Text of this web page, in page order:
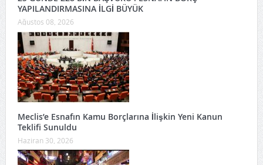
YAPILANDIRMASINA İLGİ BÜYÜK
Ağustos 08, 2026
Meclis’e Esnafın Kamu Borçlarına İlişkin Yeni Kanun
Teklifi Sunuldu
Haziran 30, 2026